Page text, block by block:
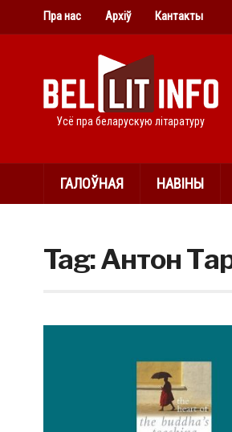
Пра нас Архіў Кантакты
Усё пра беларускую літаратуру
ГАЛОЎНАЯ НАВІНЫ
Tag:Антон